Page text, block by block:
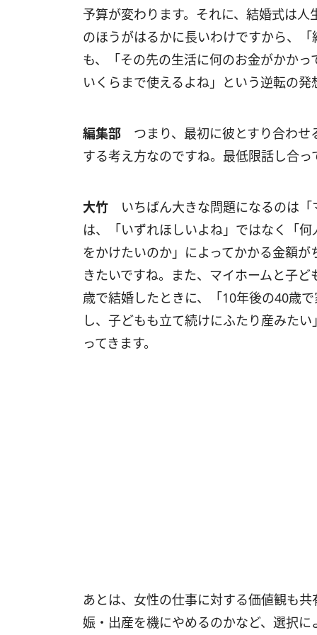
予算が変わります。それに、結婚式は
のほうがはるかに長いわけですから、
も、「その先の生活に何のお金がかか
いくらまで使えるよね」という逆転の発
編集部 つまり、最初に彼とすり合わせ
する考え方なのですね。最低限話し合
大竹 いちばん大きな問題になるのは「
は、「いずれほしいよね」ではなく「
をかけたいのか」によってかかる金額
きたいですね。また、マイホームと子
歳で結婚したときに、「10年後の40歳
し、子どもも立て続けにふたり産みた
ってきます。
あとは、女性の仕事に対する価値観も
娠・出産を機にやめるのかなど、選択